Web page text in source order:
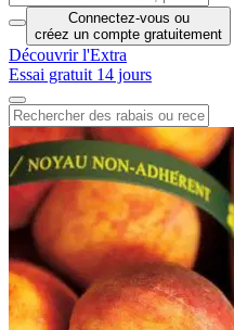
Connectez-vous ou
créez un compte gratuitement
Découvrir l'Extra
Essai gratuit 14 jours